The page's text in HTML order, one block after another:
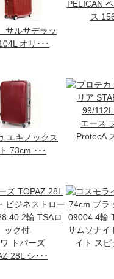
サルサデラッ
オリ･･･
PELICAN
ス
エキノックス
73cm ･･･
エース
ProtecA
トパーズ
28L シ･･･
サムソナイ
イト スピ